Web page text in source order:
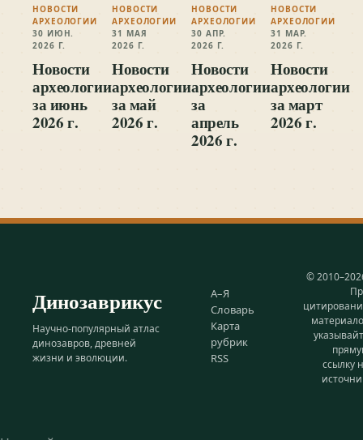
НОВОСТИ
АРХЕОЛОГИИ
30 ИЮН.
2026 Г.
Новости
археологии
за июнь
2026 г.
НОВОСТИ
АРХЕОЛОГИИ
31 МАЯ
2026 Г.
Новости
археологии
за май
2026 г.
НОВОСТИ
АРХЕОЛОГИИ
30 АПР.
2026 Г.
Новости
археологии
за
апрель
2026 г.
НОВОСТИ
АРХЕОЛОГИИ
31 МАР.
2026 Г.
Новости
археологии
за март
2026 г.
Динозаврикус
Научно-популярный атлас
динозавров, древней
жизни и эволюции.
А–Я
Словарь
Карта
рубрик
RSS
©
ссылку